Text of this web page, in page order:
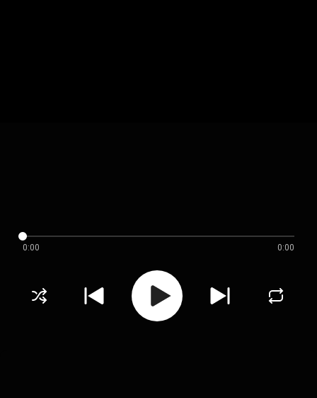
0:00 0:00